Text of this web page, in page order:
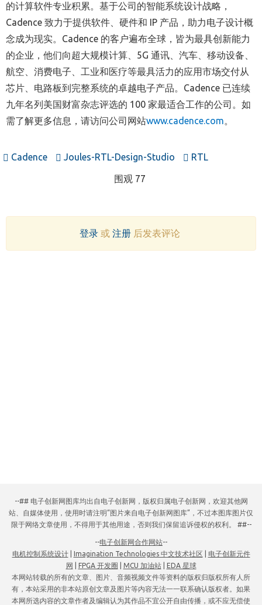
的计算软件专业积累。基于公司的智能系统设计战略，
Cadence 致力于提供软件、硬件和 IP 产品，助力电子设计概
念成为现实。Cadence 的客户遍布全球，皆为最具创新能力
的企业，他们向超大规模计算、5G 通讯、汽车、移动设备、
航空、消费电子、工业和医疗等最具活力的应用市场交付从
芯片、电路板到完整系统的卓越电子产品。Cadence 已连续
九年名列美国财富杂志评选的 100 家最适合工作的公司。如
需了解更多信息，请访问公司网站www.cadence.com。
Cadence Joules-RTL-Design-Studio RTL
围观 77
登录或 注册后发表评论
--## 电子创新网图库均出自电子创新网，版权归属电子创新网，欢迎其他网
站、自媒体使用，使用时请注明“图片来自电子创新网图库”，不过本图库图片仅
限于网络文章使用，不得用于其他用途，否则我们保留追诉侵权的权利。 ##--
--电子创新网合作网站--
电机控制系统设计| Imagination Technologies 中文技术社区
电子创新元件
网
FPGA 开发圈 MCU 加油站| EDA 星球
本网站转载的所有的文章、图片、音频视频文件等资料的版权归版权所有人所
有，本站采用的非本站原创文章及图片等内容无法一一联系确认版权者。如果
本网所选内容的文章作者及编辑认为其作品不宜公开自由传播，或不应无偿使